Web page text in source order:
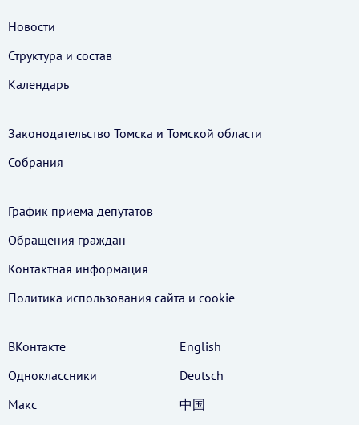
Новости
Структура и состав
Календарь
Законодательство Томска и Томской области
Собрания
График приема депутатов
Обращения граждан
Контактная информация
Политика использования cайта и cookie
ВКонтакте
Одноклассники
Макс
English
Deutsch
中国